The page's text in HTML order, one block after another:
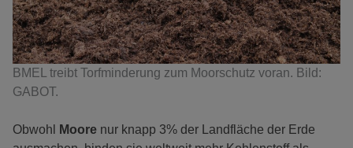
BMEL treibt Torfminderung zum Moorschutz voran. Bild:
GABOT.
Obwohl Moore nur knapp 3% der Landfläche der Erde